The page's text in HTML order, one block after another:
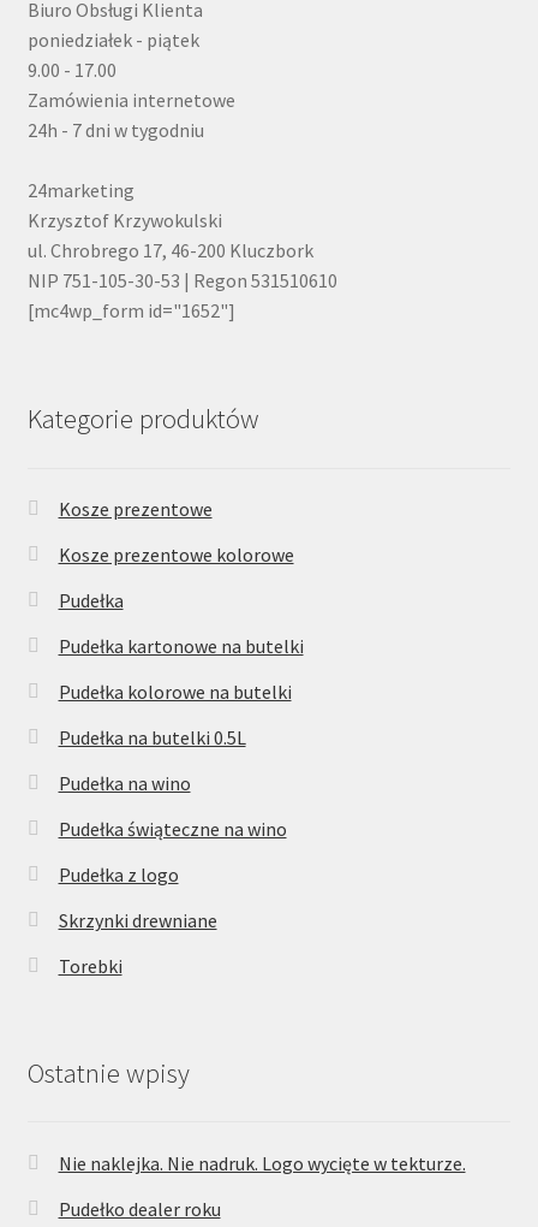
Biuro Obsługi Klienta
poniedziałek - piątek
9.00 - 17.00
Zamówienia internetowe
24h - 7 dni w tygodniu
24marketing
Krzysztof Krzywokulski
ul. Chrobrego 17, 46-200 Kluczbork
NIP 751-105-30-53 | Regon 531510610
[mc4wp_form id="1652"]
Kategorie produktów
Kosze prezentowe
Kosze prezentowe kolorowe
Pudełka
Pudełka kartonowe na butelki
Pudełka kolorowe na butelki
Pudełka na butelki 0.5L
Pudełka na wino
Pudełka świąteczne na wino
Pudełka z logo
Skrzynki drewniane
Torebki
Ostatnie wpisy
Nie naklejka. Nie nadruk. Logo wycięte w tekturze.
Pudełko dealer roku